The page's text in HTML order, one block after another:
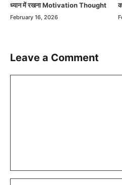
ध्यान में रखना Motivation Thought
February 16, 2026
Leave a Comment